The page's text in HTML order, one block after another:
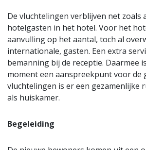
De vluchtelingen verblijven net zoals
hotelgasten in het hotel. Voor het
aanvulling op het aantal, toch al
internationale, gasten. Een extra
bemanning bij de receptie. Daarmee
moment een aanspreekpunt voor de
vluchtelingen is er een gezamenlijke
als huiskamer.
Begeleiding